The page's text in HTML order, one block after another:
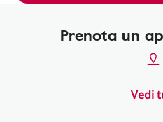
Prenota un
Vedi